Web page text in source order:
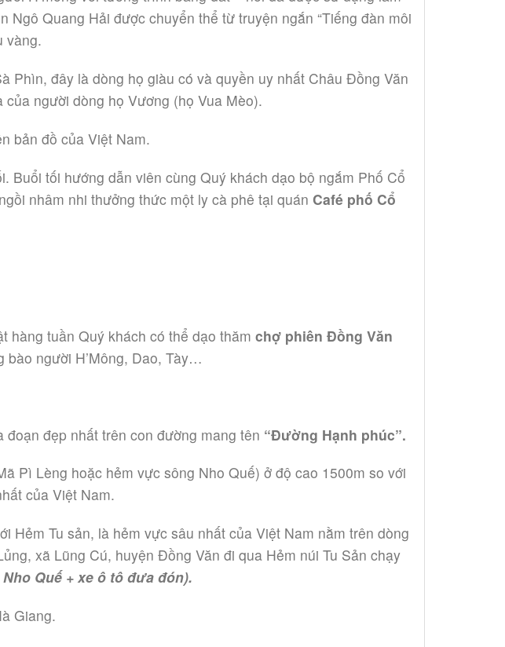
Ngô Quang Hải được chuyển thể từ truyện ngắn “Tiếng đàn môi
vàng.
Phìn, đây là dòng họ giàu có và quyền uy nhất Châu Đồng Văn
người dòng họ Vương (họ Vua Mèo).
bản đồ của Việt Nam.
Buổi tối hướng dẫn viên cùng Quý khách dạo bộ ngắm Phố Cổ
nhâm nhi thưởng thức một ly cà phê tại quán Café phố Cổ
hàng tuần Quý khách có thể dạo thăm chợ phiên Đồng Văn
bào người H’Mông, Dao, Tày…
đẹp nhất trên con đường mang tên “Đường Hạnh phúc”.
Pì Lèng hoặc hẻm vực sông Nho Quế) ở độ cao 1500m so với
của Việt Nam.
Hẻm Tu sản, là hẻm vực sâu nhất của Việt Nam nằm trên dòng
xã Lũng Cú, huyện Đồng Văn đi qua Hẻm núi Tu Sản chạy
Quế + xe ô tô đưa đón).
Giang.